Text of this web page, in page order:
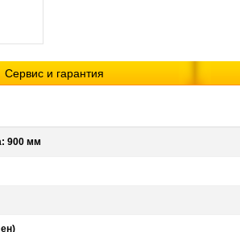
Сервис и гарантия
900 мм